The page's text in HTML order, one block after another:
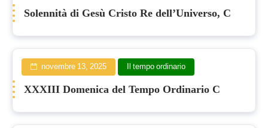
Solennità di Gesù Cristo Re dell’Universo, C
novembre 13, 2025 Il tempo ordinario
XXXIII Domenica del Tempo Ordinario C